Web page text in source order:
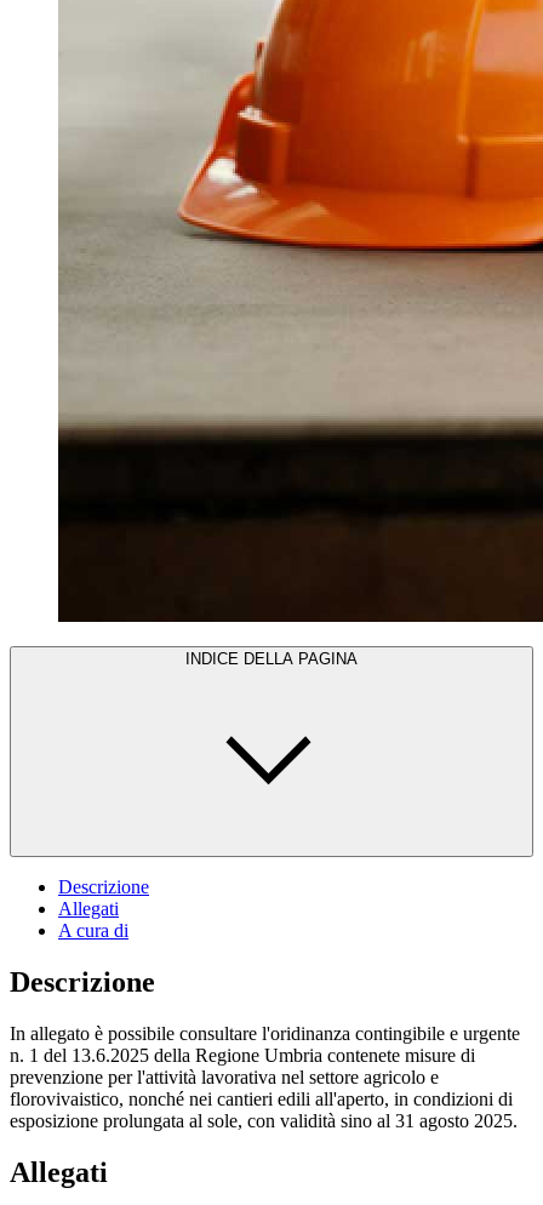
INDICE DELLA PAGINA
Descrizione
Allegati
A cura di
Descrizione
In allegato è possibile consultare l'oridinanza contingibile e urgente
n. 1 del 13.6.2025 della Regione Umbria contenete misure di
prevenzione per l'attività lavorativa nel settore agricolo e
florovivaistico, nonché nei cantieri edili all'aperto, in condizioni di
esposizione prolungata al sole, con validità sino al 31 agosto 2025.
Allegati